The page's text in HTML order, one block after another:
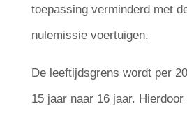
toepassing verminderd met
nulemissie voertuigen.
De leeftijdsgrens wordt per
15 jaar naar 16 jaar.